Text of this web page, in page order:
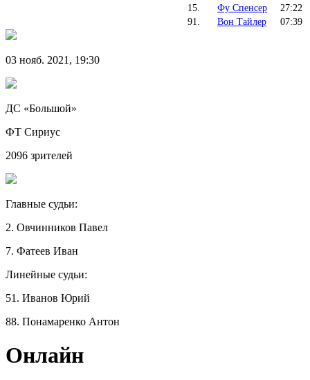
15.
Фу Спенсер
27:22
91.
Вон Тайлер 07:39
03 нояб. 2021, 19:30
ДС «Большой»
ФТ Сириус
2096 зрителей
Главные судьи:
2. Овчинников Павел
7. Фатеев Иван
Линейные судьи:
51. Иванов Юрий
88. Понамаренко Антон
Онлайн